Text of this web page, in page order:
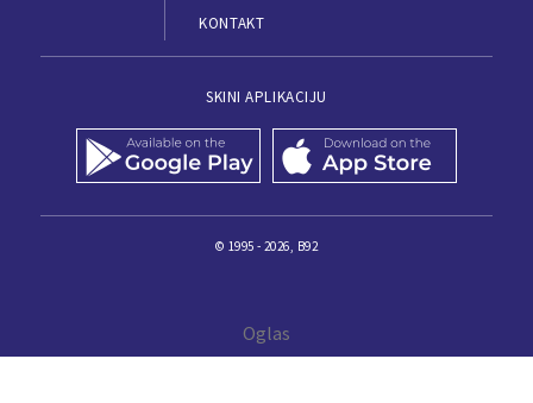
KONTAKT
SKINI APLIKACIJU
© 1995 - 2026, B92